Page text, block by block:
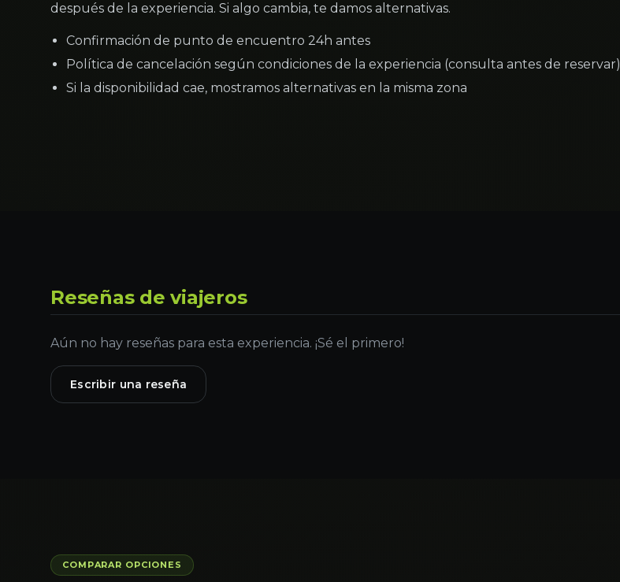
después de la experiencia. Si algo cambia, te damos alternativas.
Confirmación de punto de encuentro 24h antes
Política de cancelación según condiciones de la experiencia (consulta antes de reservar)
Si la disponibilidad cae, mostramos alternativas en la misma zona
Reseñas de viajeros
Aún no hay reseñas para esta experiencia. ¡Sé el primero!
Escribir una reseña
COMPARAR OPCIONES